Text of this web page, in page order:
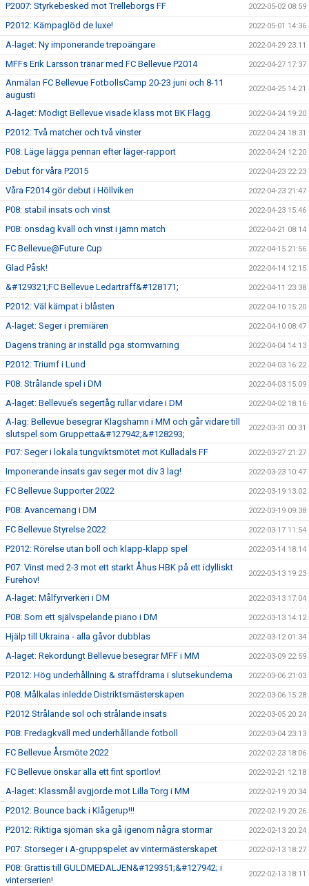
P2007: Styrkebesked mot Trelleborgs FF 2022-05-02 08:59
P2012: Kämpaglöd de luxe! 2022-05-01 14:36
A-laget: Ny imponerande trepoängare 2022-04-29 23:11
MFFs Erik Larsson tränar med FC Bellevue P2014 2022-04-27 17:37
Anmälan FC Bellevue FotbollsCamp 20-23 juni och 8-11
augusti
2022-04-25 14:21
A-laget: Modigt Bellevue visade klass mot BK Flagg 2022-04-24 19:20
P2012: Två matcher och två vinster 2022-04-24 18:31
P08: Läge lägga pennan efter läger-rapport 2022-04-24 12:20
Debut för våra P2015 2022-04-23 22:23
Våra F2014 gör debut i Höllviken 2022-04-23 21:47
P08: stabil insats och vinst 2022-04-23 15:46
P08: onsdag kväll och vinst i jämn match 2022-04-21 08:14
FC Bellevue@Future Cup 2022-04-15 21:56
Glad Påsk! 2022-04-14 12:15
&#129321;FC Bellevue Ledarträff&#128171; 2022-04-11 23:38
P2012: Väl kämpat i blåsten 2022-04-10 15:20
A-laget: Seger i premiären 2022-04-10 08:47
Dagens träning är inställd pga stormvarning 2022-04-04 14:13
P2012: Triumf i Lund 2022-04-03 16:22
P08: Strålande spel i DM 2022-04-03 15:09
A-laget: Bellevue’s segertåg rullar vidare i DM 2022-04-02 18:16
A-lag: Bellevue besegrar Klagshamn i MM och går vidare till
slutspel som Gruppetta&#127942;&#128293;
2022-03-31 00:31
P07: Seger i lokala tungviktsmötet mot Kulladals FF 2022-03-27 21:27
Imponerande insats gav seger mot div 3 lag! 2022-03-23 10:47
FC Bellevue Supporter 2022 2022-03-19 13:02
P08: Avancemang i DM 2022-03-19 09:38
FC Bellevue Styrelse 2022 2022-03-17 11:54
P2012: Rörelse utan boll och klapp-klapp spel 2022-03-14 18:14
P07: Vinst med 2-3 mot ett starkt Åhus HBK på ett idylliskt
Furehov!
2022-03-13 19:23
A-laget: Målfyrverkeri i DM 2022-03-13 17:04
P08: Som ett självspelande piano i DM 2022-03-13 14:12
Hjälp till Ukraina - alla gåvor dubblas 2022-03-12 01:34
A-laget: Rekordungt Bellevue besegrar MFF i MM 2022-03-09 22:59
P2012: Hög underhållning & straffdrama i slutsekunderna 2022-03-06 21:03
P08: Målkalas inledde Distriktsmästerskapen 2022-03-06 15:28
P2012 Strålande sol och strålande insats 2022-03-05 20:24
P08: Fredagkväll med underhållande fotboll 2022-03-04 23:13
FC Bellevue Årsmöte 2022 2022-02-23 18:06
FC Bellevue önskar alla ett fint sportlov! 2022-02-21 12:18
A-laget: Klassmål avgjorde mot Lilla Torg i MM 2022-02-19 20:34
P2012: Bounce back i Klågerup!!! 2022-02-19 20:26
P2012: Riktiga sjömän ska gå igenom några stormar 2022-02-13 20:24
P07: Storseger i A-gruppspelet av vintermästerskapet 2022-02-13 18:27
P08: Grattis till GULDMEDALJEN&#129351;&#127942; i
vinterserien!
2022-02-13 18:11